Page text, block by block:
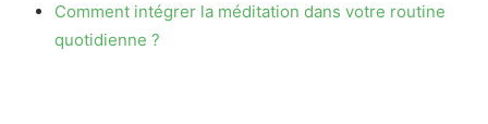
Comment intégrer la méditation dans votre routine
quotidienne ?